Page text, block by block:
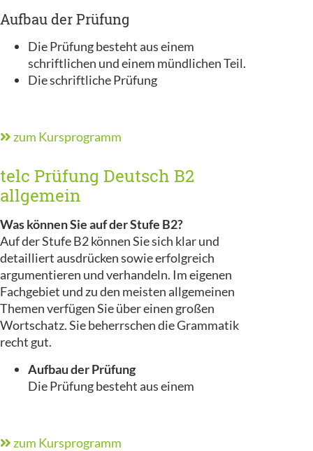
Aufbau der Prüfung
Die Prüfung besteht aus einem
schriftlichen und einem mündlichen Teil.
Die schriftliche Prüfung
zum Kursprogramm
telc Prüfung Deutsch B2
allgemein
Was können Sie auf der Stufe B2?
Auf der Stufe B2 können Sie sich klar und
detailliert ausdrücken sowie erfolgreich
argumentieren und verhandeln. Im eigenen
Fachgebiet und zu den meisten allgemeinen
Themen verfügen Sie über einen großen
Wortschatz. Sie beherrschen die Grammatik
recht gut.
Aufbau der Prüfung
Die Prüfung besteht aus einem
zum Kursprogramm